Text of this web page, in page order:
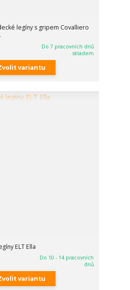
legíny s gripem Covalliero
Do 7 pracovních dnů
skladem
variantu
ELT Ella
Do 10 - 14 pracovních
dnů
variantu